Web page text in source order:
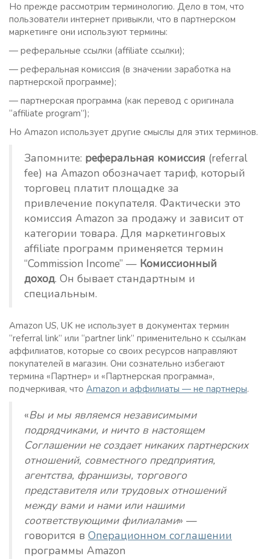
Но прежде рассмотрим терминологию. Дело в том, что
пользователи интернет привыкли, что в партнерском
маркетинге они используют термины:
— реферальные ссылки (affiliate ссылки);
— реферальная комиссия (в значении заработка на
партнерской программе);
— партнерская программа (как перевод с оригинала
“affiliate program”);
Но Amazon использует другие смыслы для этих терминов.
Запомните: реферальная комиссия (referral
fee) на Amazon обозначает тариф, который
торговец платит площадке за
привлечение покупателя. Фактически это
комиссия Amazon за продажу и зависит от
категории товара. Для маркетинговых
affiliate программ применяется термин
“Commission Income” — Комиссионный
доход. Он бывает стандартным и
специальным.
Amazon US, UK не использует в документах термин
“referral link” или “partner link” применительно к ссылкам
аффилиатов, которые со своих ресурсов направляют
покупателей в магазин. Они сознательно избегают
термина «Партнер» и «Партнерская программа»,
подчеркивая, что Amazon и аффилиаты — не партнеры.
«Вы и мы являемся независимыми
подрядчиками, и ничто в настоящем
Соглашении не создает никаких партнерских
отношений, совместного предприятия,
агентства, франшизы, торгового
представителя или трудовых отношений
между вами и нами или нашими
соответствующими филиалами» —
говорится в Операционном соглашении
программы Amazon